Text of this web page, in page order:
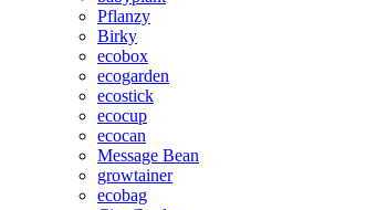
Pflanzy
Birky
ecobox
ecogarden
ecostick
ecocup
ecocan
Message Bean
growtainer
ecobag